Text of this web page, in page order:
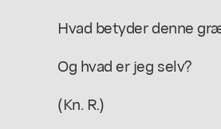
Hvad betyder denne
Og hvad er jeg selv?
(Kn. R.)